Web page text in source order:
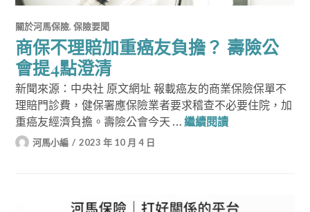
關於河馬保險,保險要聞
商保不理賠加重癌友負擔？ 壽險公
會提4點澄清
新聞來源：中央社 原文網址 報載癌友的商業保險保單不
理賠門診費，健保署應保險業者要求稽查不必要住院，加
重癌友經濟負擔。壽險公會今天 …繼續閱讀商保不理賠加重
河馬小編 2023 年 10 月 4 日